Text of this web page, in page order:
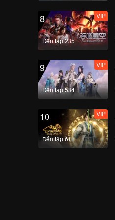
8
Đến tập 235
VIP
9
Đến tập 534
VIP
10
Đến tập 611
VIP